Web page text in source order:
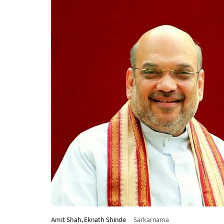
Amit Shah, Eknath Shinde Sarkarnama